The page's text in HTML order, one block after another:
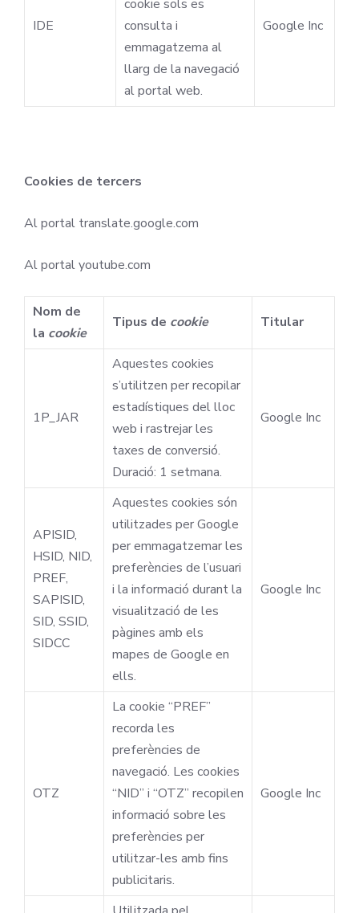
IDE
cookie sols es
consulta i
emmagatzema al
llarg de la navegació
al portal web.
Google Inc
Cookies de tercers
Al portal translate.google.com
Al portal youtube.com
Nom de
la cookie
Tipus de cookie Titular
1P_JAR
Aquestes cookies
s’utilitzen per recopilar
estadístiques del lloc
web i rastrejar les
taxes de conversió.
Duració: 1 setmana.
Google Inc
APISID,
HSID, NID,
PREF,
SAPISID,
SID, SSID,
SIDCC
Aquestes cookies són
utilitzades per Google
per emmagatzemar les
preferències de l’usuari
i la informació durant la
visualització de les
pàgines amb els
mapes de Google en
ells.
Google Inc
OTZ
La cookie “PREF”
recorda les
preferències de
navegació. Les cookies
“NID” i “OTZ” recopilen
informació sobre les
preferències per
utilitzar-les amb fins
publicitaris.
Google Inc